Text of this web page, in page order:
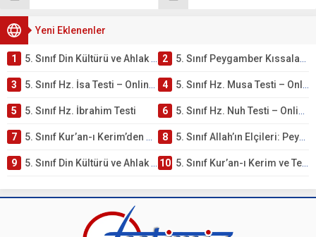
Yeni Eklenenler
1 5. Sınıf Din Kültürü ve Ahlak Bilgisi 4. Ünite: Peygamber Kıssaları Çalışmaları 2 5. Sınıf Peygamber Kıssaları Ünite Testi – Online Çöz
3 5. Sınıf Hz. İsa Testi – Online Çöz 4 5. Sınıf Hz. Musa Testi – Online Çöz
5 5. Sınıf Hz. İbrahim Testi 6 5. Sınıf Hz. Nuh Testi – Online Çöz
7 5. Sınıf Kur’an-ı Kerim’den Öğütler – Peygamber Kıssaları Testi – Online Çöz 8 5. Sınıf Allah’ın Elçileri: Peygamberler Testi – Online Çöz
9 5. Sınıf Din Kültürü ve Ahlak Bilgisi 3. Ünite: Kur’an-ı Kerim Çalışmaları 10 5. Sınıf Kur’an-ı Kerim ve Temel Özellikleri Testi – Online Çöz